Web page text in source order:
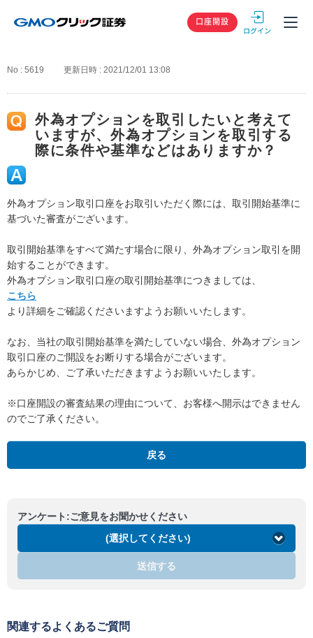
GMOクリック
口座開設
No : 5619 更新日時 : 2021/12/01 13:08
外為オプションを取引したいと考えて
いますが、外為オプションを取引する
際に条件や基準などはありますか？
外為オプション取引口座をお取引いただく際には、取引開始基準に
基づいた審査がございます。
取引開始基準をすべて満たす場合に限り、外為オプション取引を開
始することができます。
外為オプション取引口座の取引開始基準につきましては、
こちら
より詳細をご確認くださいますようお願いいたします。
なお、当社の取引開始基準を満たしていない場合、外為オプション
取引口座のご開設をお断りする場合がございます。
あらかじめ、ご了承いただきますようお願いいたします。
※口座開設の審査結果の理由について、お客様へ開示はできません
のでご了承ください。
戻る
アンケート:ご意見をお聞かせください
(選択してください)
送信する
関連するよくあるご質問